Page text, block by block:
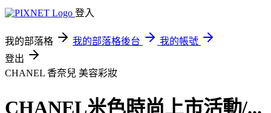
登入
我的部落格 我的部落格後台
我的帳號
登出
CHANEL 香奈兒 美容彩妝
CHANEL米色時尚上市活動/...